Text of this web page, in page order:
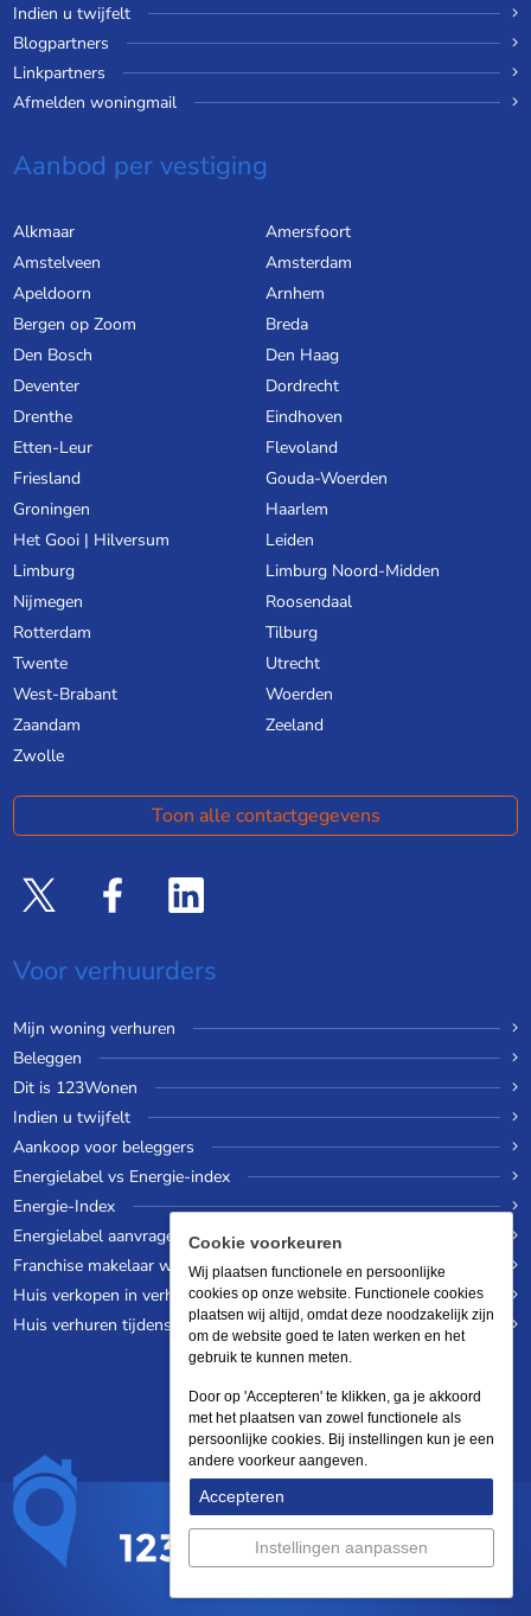
Indien u twijfelt
Blogpartners
Linkpartners
Afmelden woningmail
Aanbod per vestiging
Alkmaar
Amersfoort
Amstelveen
Amsterdam
Apeldoorn
Arnhem
Bergen op Zoom
Breda
Den Bosch
Den Haag
Deventer
Dordrecht
Drenthe
Eindhoven
Etten-Leur
Flevoland
Friesland
Gouda-Woerden
Groningen
Haarlem
Het Gooi | Hilversum
Leiden
Limburg
Limburg Noord-Midden
Nijmegen
Roosendaal
Rotterdam
Tilburg
Twente
Utrecht
West-Brabant
Woerden
Zaandam
Zeeland
Zwolle
Toon alle contactgegevens
Voor verhuurders
Mijn woning verhuren
Beleggen
Dit is 123Wonen
Indien u twijfelt
Aankoop voor beleggers
Energielabel vs Energie-index
Energie-Index
Energielabel aanvragen
Franchise makelaar worden
Huis verkopen in verhuurde staat
Huis verhuren tijdens een wereldreis
Cookie voorkeuren
Wij plaatsen functionele en persoonlijke
cookies op onze website. Functionele cookies
plaatsen wij altijd, omdat deze noodzakelijk zijn
om de website goed te laten werken en het
gebruik te kunnen meten.
Door op 'Accepteren' te klikken, ga je akkoord
met het plaatsen van zowel functionele als
persoonlijke cookies. Bij instellingen kun je een
andere voorkeur aangeven.
Accepteren
Instellingen aanpassen